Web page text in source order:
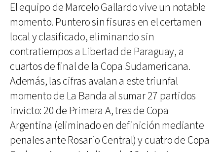
El equipo de Marcelo Gallardo vive un notable
momento. Puntero sin fisuras en el certamen
local y clasificado, eliminando sin
contratiempos a Libertad de Paraguay, a
cuartos de final de la Copa Sudamericana.
Además, las cifras avalan a este triunfal
momento de La Banda al sumar 27 partidos
invicto: 20 de Primera A, tres de Copa
Argentina (eliminado en definición mediante
penales ante Rosario Central) y cuatro de Copa